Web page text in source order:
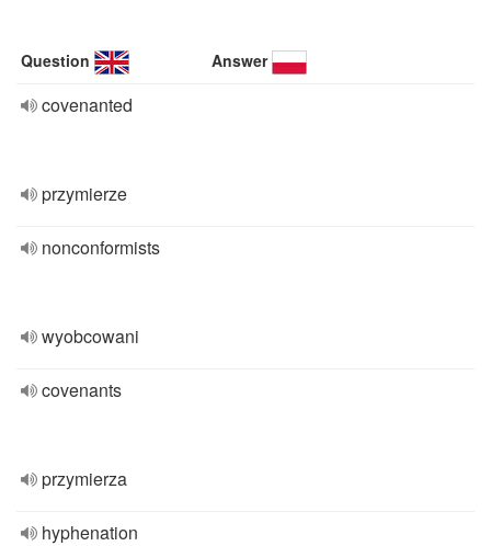
Question Answer
covenanted
przymierze
nonconformists
wyobcowani
covenants
przymierza
hyphenation